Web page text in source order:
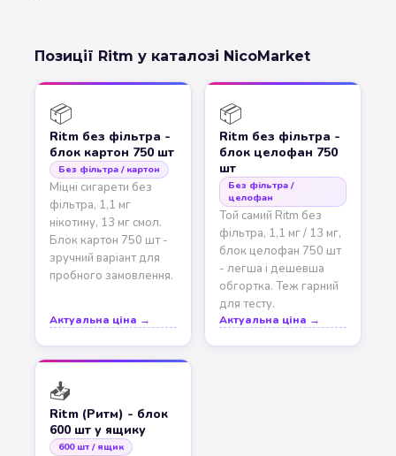
Позиції Ritm у каталозі NicoMarket
📦
Ritm без фільтра -
блок картон 750 шт
Без фільтра / картон
Міцні сигарети без
фільтра, 1,1 мг
нікотину, 13 мг смол.
Блок картон 750 шт -
зручний варіант для
пробного замовлення.
Актуальна ціна →
📦
Ritm без фільтра -
блок целофан 750
шт
Без фільтра /
целофан
Той самий Ritm без
фільтра, 1,1 мг / 13 мг,
блок целофан 750 шт
- легша і дешевша
обгортка. Теж гарний
для тесту.
Актуальна ціна →
📥
Ritm (Ритм) - блок
600 шт у ящику
600 шт / ящик